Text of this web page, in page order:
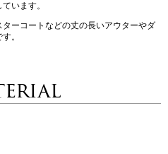
います。
ーコートなどの丈の長いアウターやダ
。